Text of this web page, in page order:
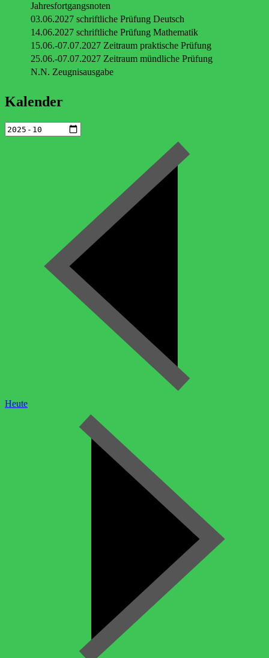
Jahresfortgangsnoten
03.06.2027 schriftliche Prüfung Deutsch
14.06.2027 schriftliche Prüfung Mathematik
15.06.-07.07.2027 Zeitraum praktische Prüfung
25.06.-07.07.2027 Zeitraum mündliche Prüfung
N.N. Zeugnisausgabe
Kalender
Heute